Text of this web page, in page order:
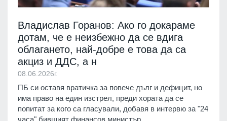
Владислав Горанов: Ако го докараме
дотам, че е неизбежно да се вдига
облагането, най-добре е това да са
акциз и ДДС, а н
08.06.2026г.
ПБ си оставя вратичка за повече дълг и дефицит, но
има право на един изстрел, преди хората да се
попитат за кого са гласували, добавя в интервю за "24
часа" бившият финансов министър